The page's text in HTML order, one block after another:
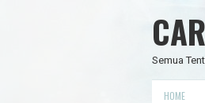
Semua
HOME